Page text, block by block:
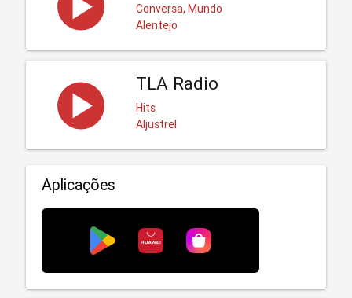
Conversa, Mundo
Alentejo
TLA Radio
Hits
Aljustrel
Aplicações